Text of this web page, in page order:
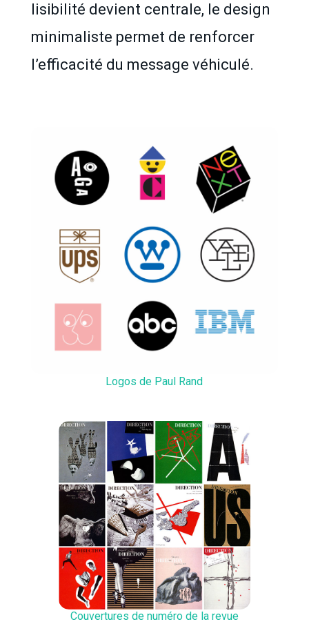
lisibilité devient centrale, le design
minimaliste permet de renforcer
l’efficacité du message véhiculé.
Logos de Paul Rand
Couvertures de numéro de la revue